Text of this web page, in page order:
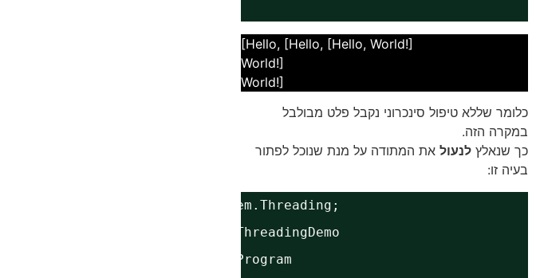
[Hello, [Hello, [Hello, World!]
World!]
World!]
כלומר שללא טיפול סינכרוני נקבל פלט מבולבל
במקרה הזה.
כך שנאלץ לנעול את המתודה על מנת שנוכל לפתור
בעיה זו:
System.Threading;
ThreadingDemo
Program